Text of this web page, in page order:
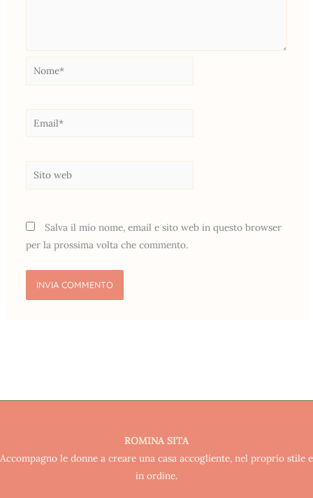
Nome*
Email*
Sito
web
Salva il mio nome, email e sito web in questo browser
per la prossima volta che commento.
ROMINA SITA
Accompagno le donne a creare una casa accogliente, nel proprio stile e
in ordine.